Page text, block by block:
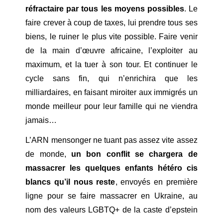
réfractaire par tous les moyens possibles. Le
faire crever à coup de taxes, lui prendre tous ses
biens, le ruiner le plus vite possible. Faire venir
de la main d’œuvre africaine, l’exploiter au
maximum, et la tuer à son tour. Et continuer le
cycle sans fin, qui n’enrichira que les
milliardaires, en faisant miroiter aux immigrés un
monde meilleur pour leur famille qui ne viendra
jamais…
L’ARN mensonger ne tuant pas assez vite assez
de monde, un bon conflit se chargera de
massacrer les quelques enfants hétéro cis
blancs qu’il nous reste, envoyés en première
ligne pour se faire massacrer en Ukraine, au
nom des valeurs LGBTQ+ de la caste d’epstein